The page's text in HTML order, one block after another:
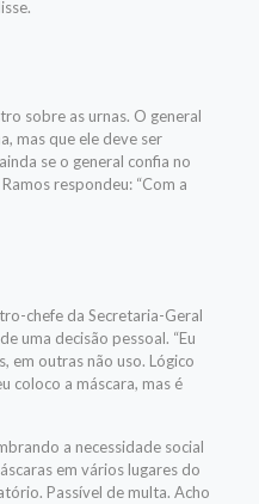
sobre as urnas. O general
mas que ele deve ser
se o general confia no
Ramos respondeu: “Com a
chefe da Secretaria-Geral
uma decisão pessoal. “Eu
em outras não uso. Lógico
coloco a máscara, mas é
a necessidade social
em vários lugares do
Passível de multa. Acho